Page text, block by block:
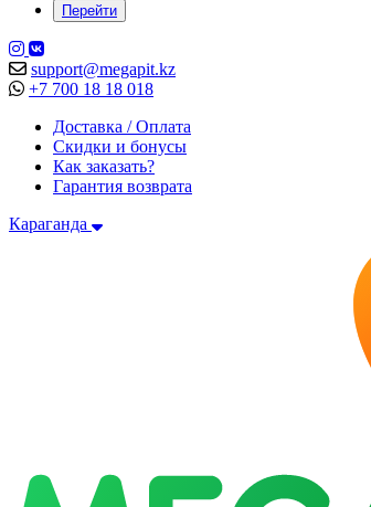
Перейти
support@megapit.kz
+7 700 18 18 018
Доставка / Оплата
Скидки и бонусы
Как заказать?
Гарантия возврата
Караганда